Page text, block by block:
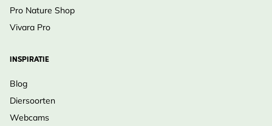
Pro Nature Shop
Vivara Pro
INSPIRATIE
Blog
Diersoorten
Webcams